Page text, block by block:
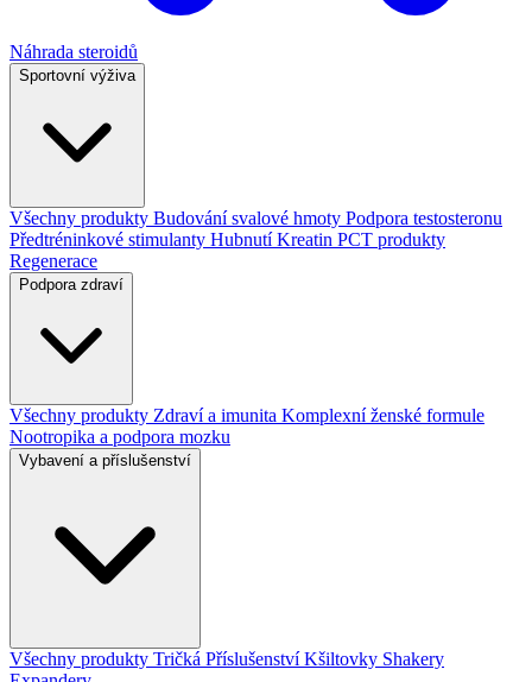
Náhrada steroidů
Sportovní výživa
Všechny produkty Budování svalové hmoty Podpora testosteronu
Předtréninkové stimulanty HubnutíKreatin PCT produkty
Regenerace
Podpora zdraví
Všechny produkty Zdraví a imunita Komplexní ženské formule
Nootropika a podpora mozku
Vybavení a příslušenství
Všechny produkty Tričká PříslušenstvíKšiltovky Shakery